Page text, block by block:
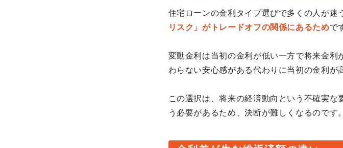
住宅ローンの金利タイプ選びで多くの人が迷
リスク」がトレードオフの関係にあるためで
変動金利は当初の金利が低い一方で将来金
わらない安心感がある代わりに当初の金利が
この選択は、将来の経済動向という不確実
う必要があるため、決断が難しくなるのです。